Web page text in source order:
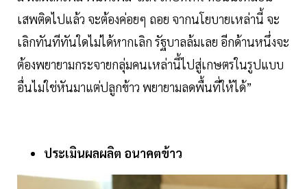
เสพติดไปแล้ว จะต้องค่อยๆ ถอย จากนโยบายเหล่านี้ จะ
เลิกทันทีทันใดไม่ได้หากเลิก รัฐบาลล้มเลย อีกด้านหนึ่งจะ
ต้องพยายามกระจายกลุ่มคนเหล่านี้ไปสู่เกษตรในรูปแบบ
อื่นไม่ใช่หันมาแต่ปลูกข้าว พยายามลดพื้นที่ให้ได้”
ประเมินผลผลิต อนาคตข้าว